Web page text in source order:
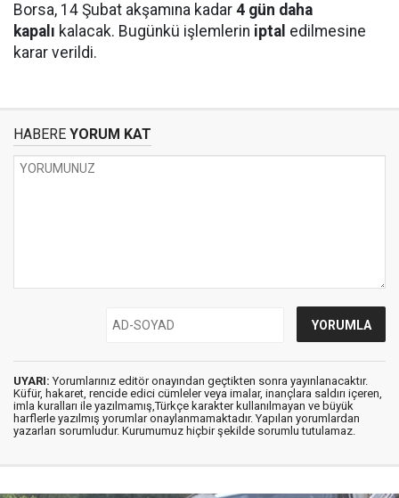
Borsa, 14 Şubat akşamına kadar 4 gün daha
kapalı kalacak. Bugünkü işlemlerin iptal edilmesine
karar verildi.
HABERE YORUM KAT
UYARI: Yorumlarınız editör onayından geçtikten sonra yayınlanacaktır.
Küfür, hakaret, rencide edici cümleler veya imalar, inançlara saldırı içeren,
imla kuralları ile yazılmamış,Türkçe karakter kullanılmayan ve büyük
harflerle yazılmış yorumlar onaylanmamaktadır. Yapılan yorumlardan
yazarları sorumludur. Kurumumuz hiçbir şekilde sorumlu tutulamaz.